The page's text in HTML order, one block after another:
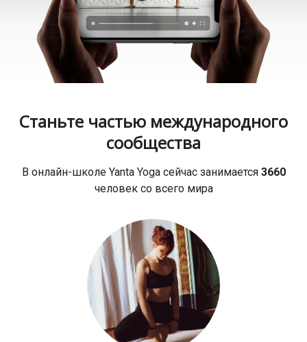
Станьте частью международного
сообщества
В онлайн-школе Yanta Yoga сейчас занимается 3660
человек со всего мира